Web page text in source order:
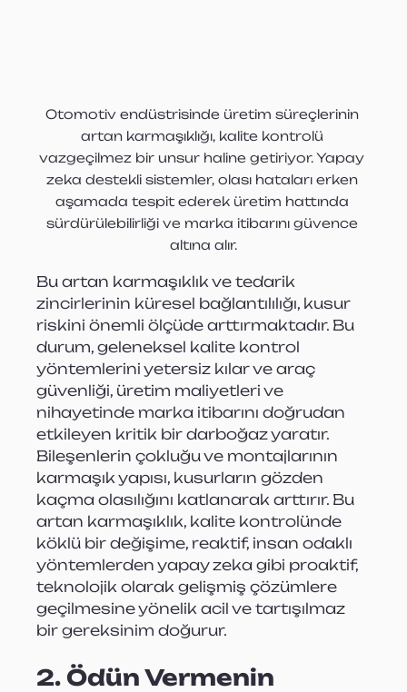
Otomotiv endüstrisinde üretim süreçlerinin
artan karmaşıklığı, kalite kontrolü
vazgeçilmez bir unsur haline getiriyor. Yapay
zeka destekli sistemler, olası hataları erken
aşamada tespit ederek üretim hattında
sürdürülebilirliği ve marka itibarını güvence
altına alır.
Bu artan karmaşıklık ve tedarik
zincirlerinin küresel bağlantılılığı, kusur
riskini önemli ölçüde arttırmaktadır. Bu
durum, geleneksel kalite kontrol
yöntemlerini yetersiz kılar ve araç
güvenliği, üretim maliyetleri ve
nihayetinde marka itibarını doğrudan
etkileyen kritik bir darboğaz yaratır.
Bileşenlerin çokluğu ve montajlarının
karmaşık yapısı, kusurların gözden
kaçma olasılığını katlanarak arttırır. Bu
artan karmaşıklık, kalite kontrolünde
köklü bir değişime, reaktif, insan odaklı
yöntemlerden yapay zeka gibi proaktif,
teknolojik olarak gelişmiş çözümlere
geçilmesine yönelik acil ve tartışılmaz
bir gereksinim doğurur.
2. Ödün Vermenin